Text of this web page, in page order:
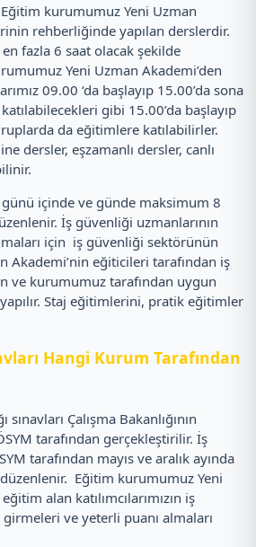
Eğitim kurumumuz Yeni Uzman
rehberliğinde yapılan derslerdir.
fazla 6 saat olacak şekilde
Yeni Uzman Akademi’den
09.00 ‘da başlayıp 15.00’da sona
gibi 15.00’da başlayıp
da eğitimlere katılabilirler.
dersler, eşzamanlı dersler, canlı
içinde ve günde maksimum 8
İş güvenliği uzmanlarının
için iş güvenliği sektörünün
Akademi’nin eğiticileri tarafından iş
ve kurumumuz tarafından uygun
Staj eğitimlerini, pratik eğitimler
Hangi Kurum Tarafından
Çalışma Bakanlığının
tarafından gerçekleştirilir. İş
tarafından mayıs ve aralık ayında
Eğitim kurumumuz Yeni
alan katılımcılarımızın iş
girmeleri ve yeterli puanı almaları